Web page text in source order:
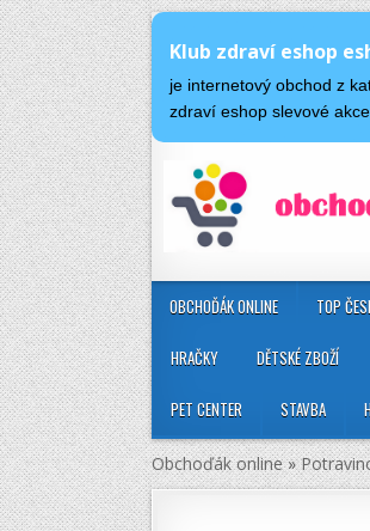
Klub zdraví eshop
je internetový obchod z
zdraví eshop slevové
OBCHOĎÁK ONLINE TOP
HRAČKY DĚTSKÉ ZBOŽÍ
PET CENTER STAVBA
Obchoďák online»